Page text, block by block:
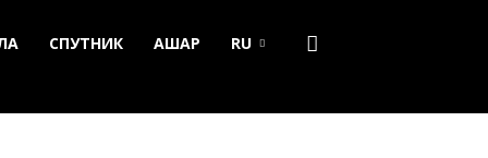
СПУТНИК АШАР RU